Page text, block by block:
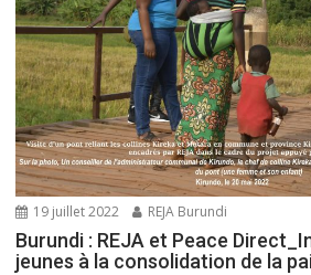
19 juillet 2022 REJA Burundi
Burundi : REJA et Peace
jeunes à la consolidation de la